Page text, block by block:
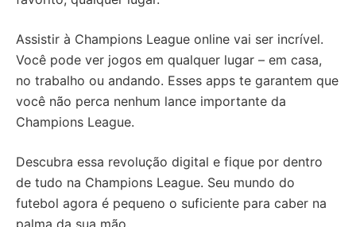
Assistir à Champions League online vai ser incrível.
Você pode ver jogos em qualquer lugar – em casa,
no trabalho ou andando. Esses apps te garantem que
você não perca nenhum lance importante da
Champions League.
Descubra essa revolução digital e fique por dentro
de tudo na Champions League. Seu mundo do
futebol agora é pequeno o suficiente para caber na
palma da sua mão.